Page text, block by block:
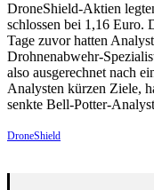
DroneShield-Aktien
schlossen bei 1,16 Euro.
Tage zuvor hatten
Drohnenabwehr-
also ausgerechnet nach
Analysten kürzen Ziele,
senkte Bell-Potter-
DroneShield